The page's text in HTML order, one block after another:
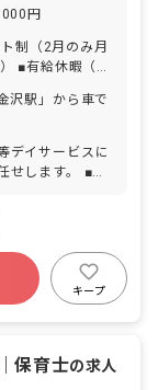
円
■有給休暇（取
ゴールデンウィ
・育児休暇
％） ■介護休
沢駅」から車で
デイサービスに
します。 ■具
・運動、勉強、
およびサポート
険完備
キープ
｜保育士の求人